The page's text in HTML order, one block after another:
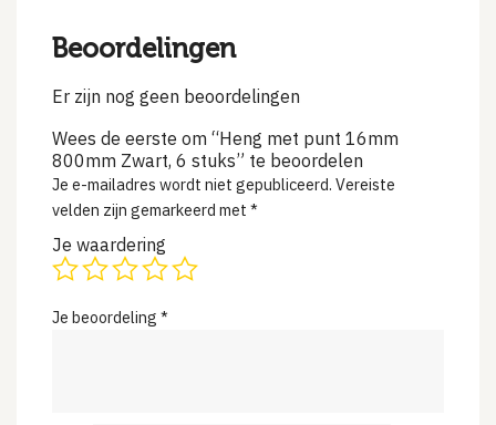
Beoordelingen
Er zijn nog geen beoordelingen
Wees de eerste om “Heng met punt 16mm
800mm Zwart, 6 stuks” te beoordelen
Je e-mailadres wordt niet gepubliceerd. Vereiste
velden zijn gemarkeerd met *
Je waardering
Je beoordeling *